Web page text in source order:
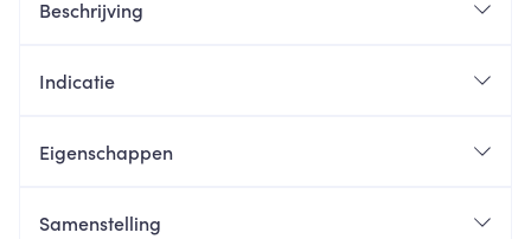
Beschrijving
Indicatie
Eigenschappen
Samenstelling